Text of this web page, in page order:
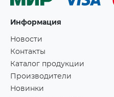
Информация
Новости
Контакты
Каталог продукции
Производители
Новинки